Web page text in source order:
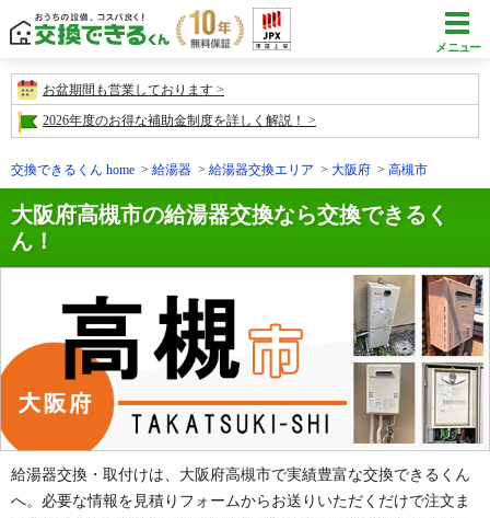
メニュー
お盆期間も営業しております
2026年度のお得な補助金制度を詳しく解説！
交換できるくん home 給湯器 給湯器交換エリア 大阪府 高槻市
大阪府高槻市の給湯器交換なら交換できるく
ん！
給湯器交換・取付けは、大阪府高槻市で実績豊富な交換できるくん
へ。必要な情報を見積りフォームからお送りいただくだけで注文ま